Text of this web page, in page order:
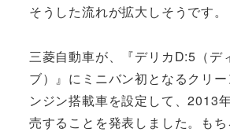
そうした流れが拡大しそうです。
三菱自動車が、『デリカD:5（デ
ブ）』にミニバン初となるクリ
ンジン搭載車を設定して、2013
売することを発表しました。も